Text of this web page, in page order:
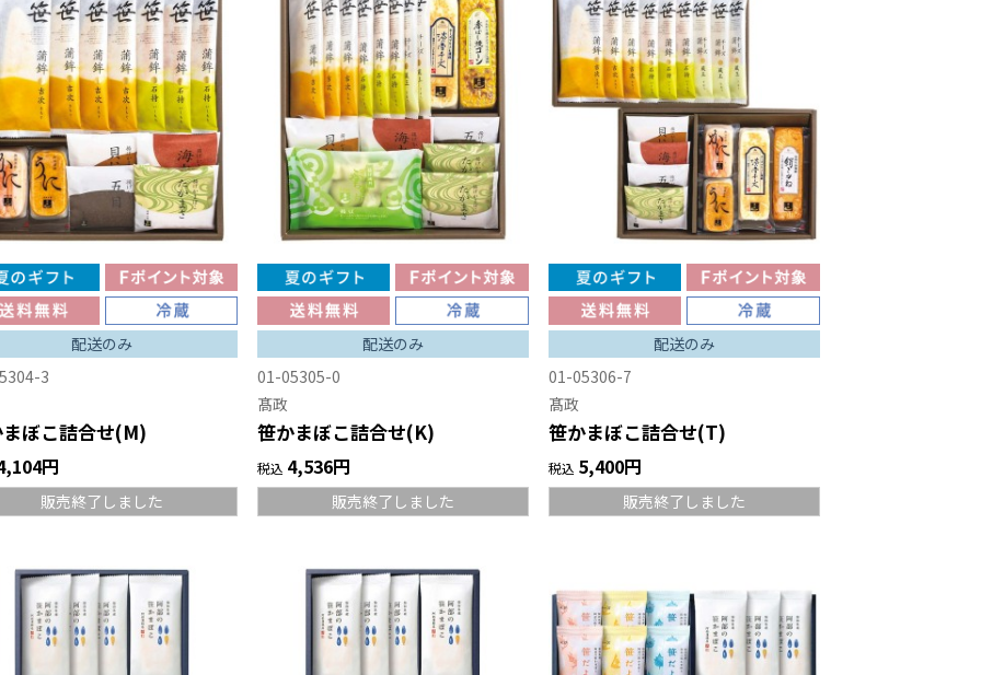
配送のみ
3
ぼこ詰合せ(M)
円
販売終了しました
配送のみ
01-05305-0
髙政
笹かまぼこ詰合せ(K)
税込 4,536円
販売終了しました
配送のみ
01-05306-7
髙政
笹かまぼこ詰合せ(T)
税込 5,400円
販売終了しました